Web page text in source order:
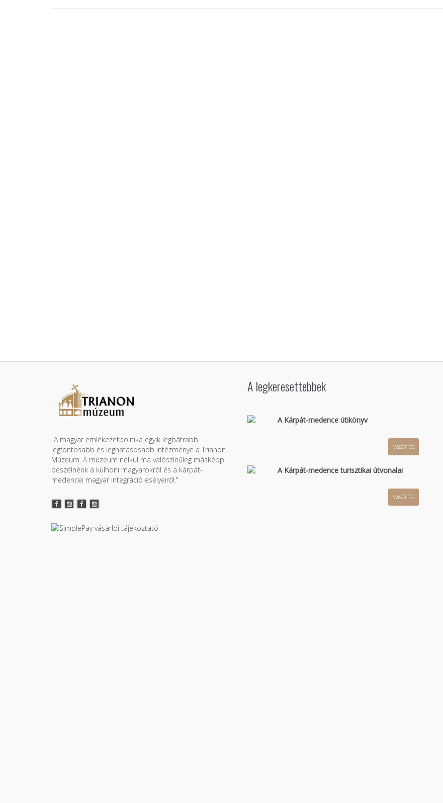
"A magyar emlékezetpolitika egyik legbátrabb,
legfontosabb és leghatásosabb intézménye a Trianon
Múzeum. A múzeum nélkül ma valószínűleg másképp
beszélnénk a külhoni magyarokról és a kárpát-
medencei magyar integráció esélyeiről."
A legkeresettebbek
A Kárpát-medence útikönyv
Vásárlás
A Kárpát-medence turisztikai útvonalai
Vásárlás